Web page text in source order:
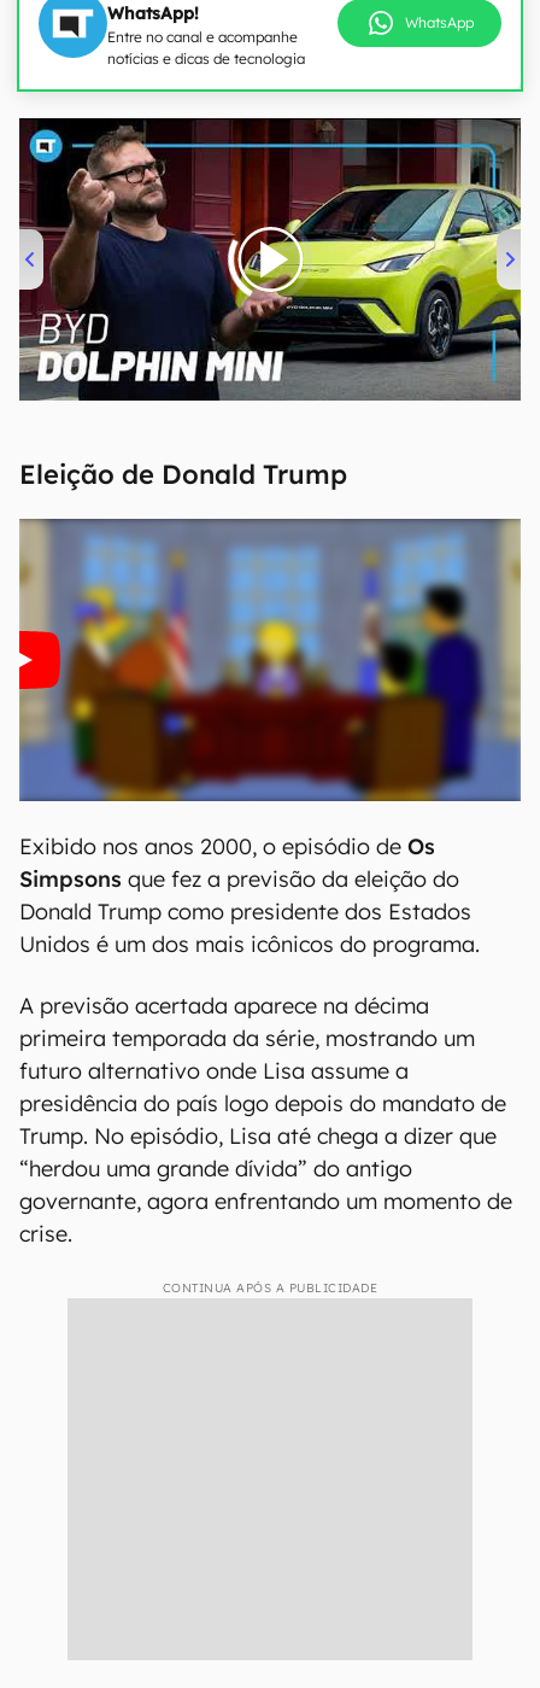
WhatsApp!
Entre no canal e acompanhe
notícias e dicas de tecnologia
WhatsApp
00:00/04:07
Eleição de Donald Trump
Exibido nos anos 2000, o episódio de Os
Simpsons que fez a previsão da eleição do
Donald Trump como presidente dos Estados
Unidos é um dos mais icônicos do programa.
A previsão acertada aparece na décima
primeira temporada da série, mostrando um
futuro alternativo onde Lisa assume a
presidência do país logo depois do mandato de
Trump. No episódio, Lisa até chega a dizer que
“herdou uma grande dívida” do antigo
governante, agora enfrentando um momento de
crise.
CONTINUA APÓS A PUBLICIDADE